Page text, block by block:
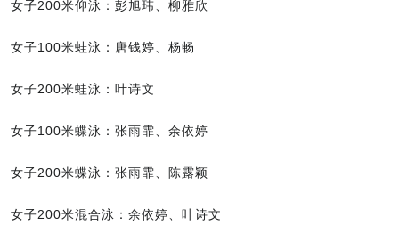
女子200米仰泳：彭旭玮、柳雅欣
女子100米蛙泳：唐钱婷、杨畅
女子200米蛙泳：叶诗文
女子100米蝶泳：张雨霏、余依婷
女子200米蝶泳：张雨霏、陈露颖
女子200米混合泳：余依婷、叶诗文